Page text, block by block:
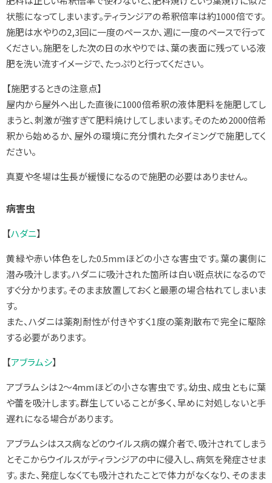
状態になってしまいます。ティランジアの希釈倍率は約1000倍です。
施肥は水やりの2,3回に一度のペースか、週に一度のペースで行って
ください。施肥をした次の日の水やりでは、葉の表面に残っている液
肥を洗い流すイメージで、たっぷりと行ってください。
【施肥するときの注意点】
屋内から屋外へ出した直後に1000倍希釈の液体肥料を施肥してし
まうと、刺激が強すぎて肥料焼けしてしまいます。そのため2000倍希
釈から始めるか、屋外の環境に充分慣れたタイミングで施肥してく
ださい。
真夏や冬場は生長が緩慢になるので施肥の必要はありません。
病害虫
【ハダニ】
黄緑や赤い体色をした0.5mmほどの小さな害虫です。葉の裏側に
潜み吸汁します。ハダニに吸汁された箇所は白い斑点状になるので
すぐ分かります。そのまま放置しておくと最悪の場合枯れてしまいま
す。
また、ハダニは薬剤耐性が付きやすく1度の薬剤散布で完全に駆除
する必要があります。
【アブラムシ】
アブラムシは2～4mmほどの小さな害虫です。幼虫、成虫ともに葉
や蕾を吸汁します。群生していることが多く、早めに対処しないと手
遅れになる場合があります。
アブラムシはスス病などのウイルス病の媒介者で、吸汁されてしまう
とそこからウイルスがティランジアの中に侵入し、病気を発症させま
す。また、発症しなくても吸汁されたことで体力がなくなり、そのまま